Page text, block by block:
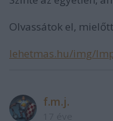
Olvassátok el,
lehetmas.hu/img/
f.m.j.